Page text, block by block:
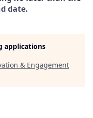
date.
applications
& Engagement